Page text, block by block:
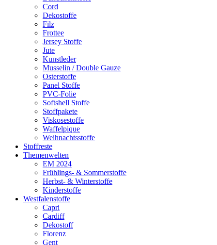
Cord
Dekostoffe
Filz
Frottee
Jersey Stoffe
Jute
Kunstleder
Musselin / Double Gauze
Osterstoffe
Panel Stoffe
PVC-Folie
Softshell Stoffe
Stoffpakete
Viskosestoffe
Waffelpique
Weihnachtsstoffe
Stoffreste
Themenwelten
EM 2024
Frühlings- & Sommerstoffe
Herbst- & Winterstoffe
Kinderstoffe
Westfalenstoffe
Capri
Cardiff
Dekostoff
Florenz
Gent